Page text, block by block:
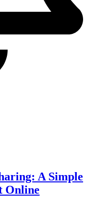
A Simple
Online